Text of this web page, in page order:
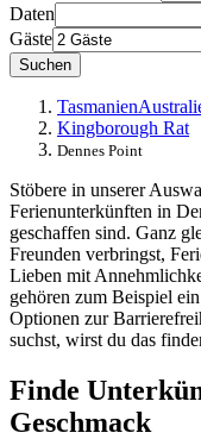
Daten
Gäste
Suchen
Tasmanien
Kingborough Rat
Dennes Point
Stöbere in unserer
Ferienunterkünften in
geschaffen sind. Ganz
Freunden verbringst,
Lieben mit
gehören zum Beispiel
Optionen zur
suchst, wirst du das
Finde
Geschmack